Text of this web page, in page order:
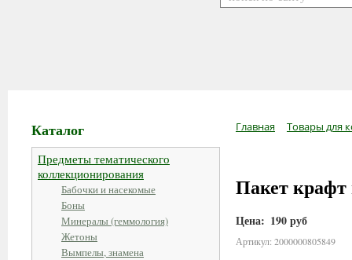
Каталог
Предметы тематического
коллекционирования
Бабочки и насекомые
Боны
Минералы (геммология)
Жетоны
Вымпелы, знамена
Главная Товары для
Пакет крафт
Цена: 190 руб
Артикул: 2000000805849